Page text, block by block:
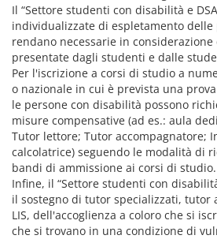
Il “Settore studenti con disabilità e
individualizzate di espletamento delle
rendano necessarie in
presentate dagli studenti e dalle
Per l'iscrizione a corsi di studio a
o nazionale in cui è prevista una
le persone con disabilità possono
misure compensative (ad es.: aula
Tutor lettore; Tutor accompagnatore;
calcolatrice) seguendo le modalità di
bandi di ammissione ai corsi di studio.
Infine, il “Settore studenti con
il sostegno di tutor specializzati, tutor
LIS, dell'accoglienza a coloro che si
che si trovano in una condizione di